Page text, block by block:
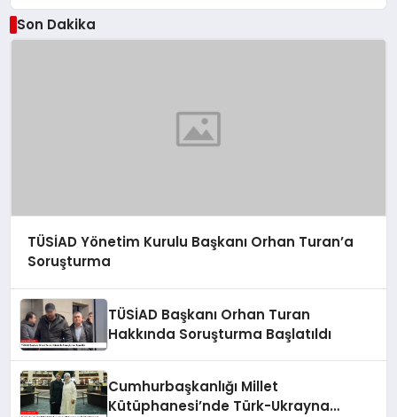
Son Dakika
TÜSİAD Yönetim Kurulu Başkanı Orhan Turan’a
Soruşturma
TÜSİAD Başkanı Orhan Turan
Hakkında Soruşturma Başlatıldı
Cumhurbaşkanlığı Millet
Kütüphanesi’nde Türk-Ukrayna